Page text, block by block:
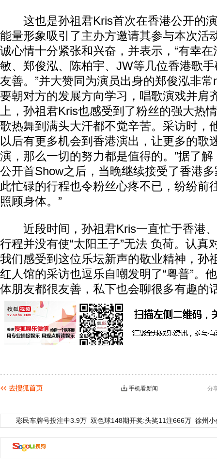
这也是孙祖君Kris首次在香港公开的演
能量形象吸引了主办方邀请其参与本次活
诚心情十分紧张和兴奋，并表示，“有幸
敏、郑俊泓、陈柏宇、JW等几位香港歌
友善。”并大赞同为演员出身的郑俊泓非
要朝对方的发展方向学习，唱歌演戏并肩
上，孙祖君Kris也感受到了粉丝的强大热
歌热舞到满头大汗都不觉辛苦。采访时，
以后有更多机会到香港演出，让更多的歌
演，那么一切的努力都是值得的。”据了
公开首Show之后，当晚继续接受了香港
此忙碌的行程也令粉丝心疼不已，纷纷前
照顾身体。”
近段时间，孙祖君Kris一直忙于香港、
行程并没有使“太阳王子”无法 负荷。认真
我们感受到这位乐坛新声的敬业精神，孙
红人馆的采访也逗乐自嘲发明了“粤普”。
体朋友都很友善，私下也会聊很多有趣的
分
手机看新闻
彩民车牌号投注中3.9万 双色球148期开奖:头奖11注666万 徐州